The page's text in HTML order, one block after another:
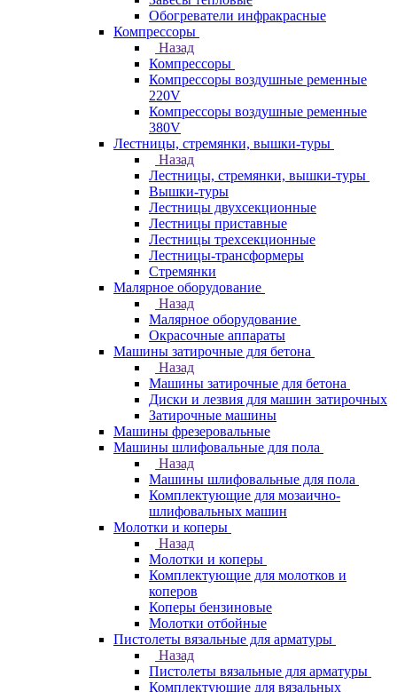
Обогреватели инфракрасные
Компрессоры
Назад
Компрессоры
Компрессоры воздушные ременные
220V
Компрессоры воздушные ременные
380V
Лестницы, стремянки, вышки-туры
Назад
Лестницы, стремянки, вышки-туры
Вышки-туры
Лестницы двухсекционные
Лестницы приставные
Лестницы трехсекционные
Лестницы-трансформеры
Стремянки
Малярное оборудование
Назад
Малярное оборудование
Окрасочные аппараты
Машины затирочные для бетона
Назад
Машины затирочные для бетона
Диски и лезвия для машин затирочных
Затирочные машины
Машины фрезеровальные
Машины шлифовальные для пола
Назад
Машины шлифовальные для пола
Комплектующие для мозаично-
шлифовальных машин
Молотки и коперы
Назад
Молотки и коперы
Комплектующие для молотков и
коперов
Коперы бензиновые
Молотки отбойные
Пистолеты вязальные для арматуры
Назад
Пистолеты вязальные для арматуры
Комплектующие для вязальных